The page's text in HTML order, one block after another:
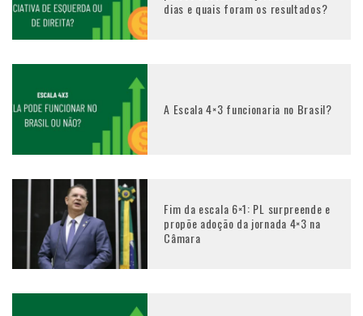
dias e quais foram os resultados?
A Escala 4×3 funcionaria no Brasil?
Fim da escala 6×1: PL surpreende e
propõe adoção da jornada 4×3 na
Câmara